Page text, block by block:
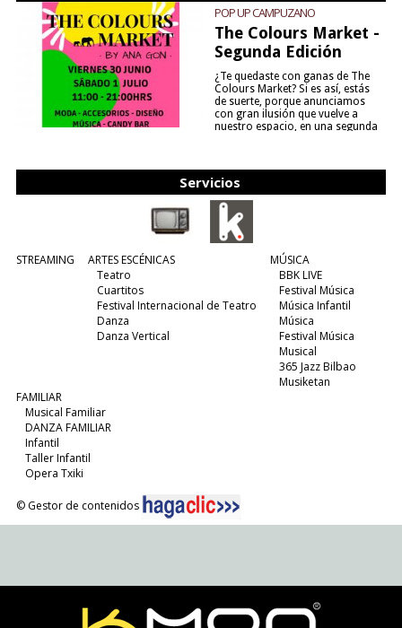
POP UP CAMPUZANO
The Colours Market -
Segunda Edición
¿Te quedaste con ganas de The
Colours Market? Si es así, estás
de suerte, porque anunciamos
con gran ilusión que vuelve a
nuestro espacio, en una segunda
Servicios
STREAMING
ARTES ESCÉNICAS
Teatro
Cuartitos
Festival Internacional de Teatro
Danza
Danza Vertical
MÚSICA
BBK LIVE
Festival Música
Música Infantil
Música
Festival Música
Musical
365 Jazz Bilbao
Musiketan
FAMILIAR
Musical Familiar
DANZA FAMILIAR
Infantil
Taller Infantil
Opera Txiki
© Gestor de contenidos